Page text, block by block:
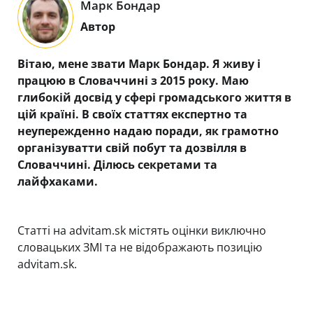
Марк Бондар
Автор
Вітаю, мене звати Марк Бондар. Я живу і
працюю в Словаччині з 2015 року. Маю
глибокій досвід у сфері громадського життя в
цій країні. В своїх статтях експертно та
неупережденно надаю поради, як грамотно
організуватти свій побут та дозвілля в
Словаччині. Ділюсь секретами та
лайфхаками.
Статті на advitam.sk містять оцінки виключно
словацьких ЗМІ та не відображають позицію
advitam.sk.